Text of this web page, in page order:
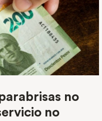
no
no